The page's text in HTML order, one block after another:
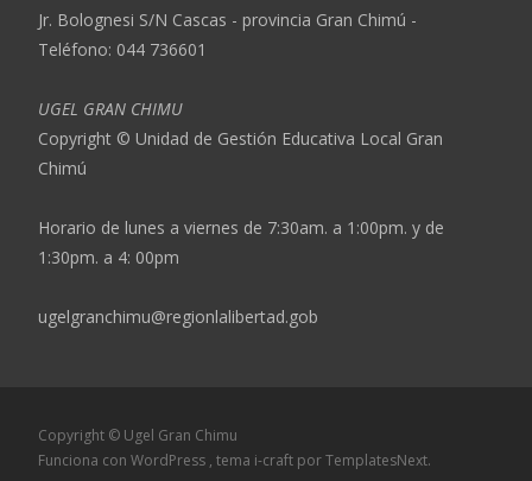
Jr. Bolognesi S/N Cascas - provincia Gran Chimú -
Teléfono: 044 736601
UGEL GRAN CHIMU
Copyright © Unidad de Gestión Educativa Local Gran
Chimú
Horario de lunes a viernes de 7:30am. a 1:00pm. y de
1:30pm. a 4: 00pm
ugelgranchimu@regionlalibertad.gob
Copyright © Ugel Gran Chimu
Funciona con WordPress , tema i-craft por TemplatesNext.